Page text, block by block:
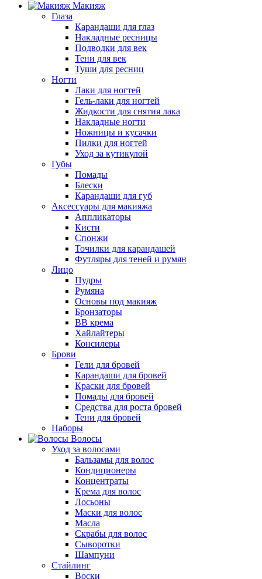
Макияж
Глаза
Карандаши для глаз
Накладные ресницы
Подводки для век
Тени для век
Туши для ресниц
Ногти
Лаки для ногтей
Гель-лаки для ногтей
Жидкости для снятия лака
Накладные ногти
Ножницы и кусачки
Пилки для ногтей
Уход за кутикулой
Губы
Помады
Блески
Карандаши для губ
Аксессуары для макияжа
Аппликаторы
Кисти
Спонжи
Точилки для карандашей
Футляры для теней и румян
Лицо
Пудры
Румяна
Основы под макияж
Бронзаторы
BB крема
Хайлайтеры
Консилеры
Брови
Гели для бровей
Карандаши для бровей
Краски для бровей
Помады для бровей
Средства для роста бровей
Тени для бровей
Наборы
Волосы
Уход за волосами
Бальзамы для волос
Кондиционеры
Концентраты
Крема для волос
Лосьоны
Маски для волос
Масла
Скрабы для волос
Сыворотки
Шампуни
Стайлинг
Воски